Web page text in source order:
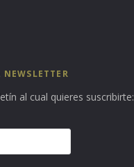
NEWSLETTER
al cual quieres suscribirte: